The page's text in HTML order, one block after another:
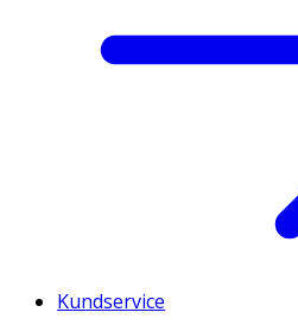
Kundservice